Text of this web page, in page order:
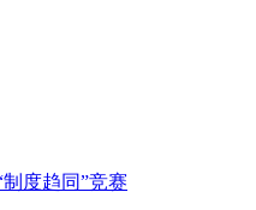
度趋同”竞赛